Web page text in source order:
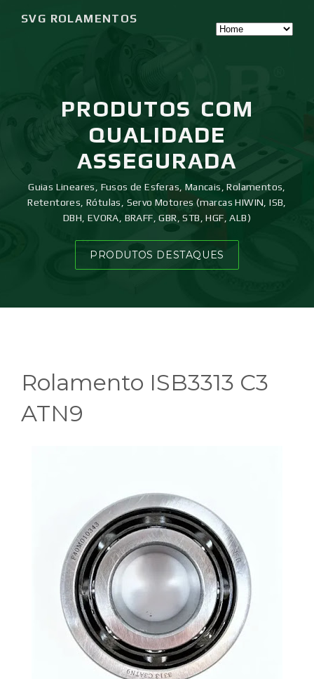
SVG ROLAMENTOS
PRODUTOS COM
QUALIDADE
ASSEGURADA
Guias Lineares, Fusos de Esferas, Mancais, Rolamentos,
Retentores, Rótulas, Servo Motores (marcas HIWIN, ISB,
DBH, EVORA, BRAFF, GBR, STB, HGF, ALB)
PRODUTOS DESTAQUES
Rolamento ISB3313 C3
ATN9